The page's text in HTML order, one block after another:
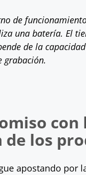
de
una batería. El
de la
grabación.
con
de los
apostando por